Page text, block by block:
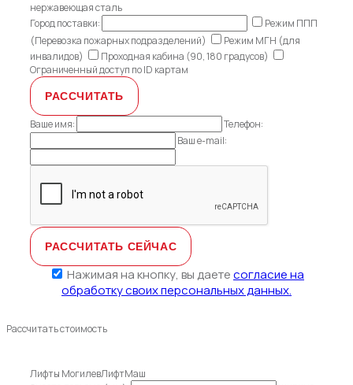
нержавеющая сталь
Город поставки:
Режим ППП
(Перевозка пожарных подразделений)
Режим МГН (для
инвалидов)
Проходная кабина (90, 180 градусов)
Ограниченный доступ по ID картам
Ваше имя:
Телефон:
Ваш e-mail:
Нажимая на кнопку, вы даетесогласие на
обработку своих персональных данных.
Рассчитать стоимость
Лифты МогилевЛифтМаш